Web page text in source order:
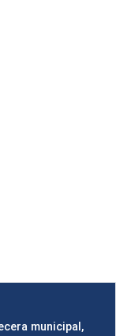
municipal,